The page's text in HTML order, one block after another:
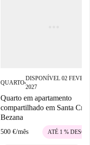
QUARTO■
DISPONÍVEL 02
2027
Quarto em apartamento
compartilhado em Santa
Bezana
500 €/mês ATÉ 1 %